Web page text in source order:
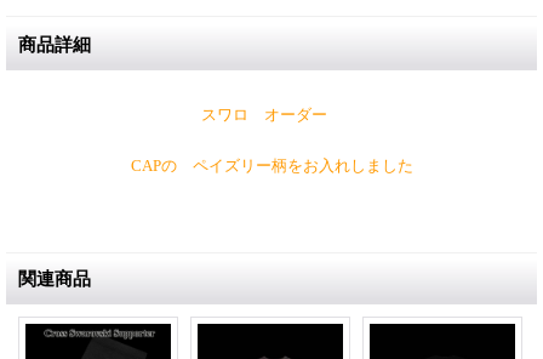
商品詳細
スワロ オーダー
CAPの ペイズリー柄をお入れしました
関連商品